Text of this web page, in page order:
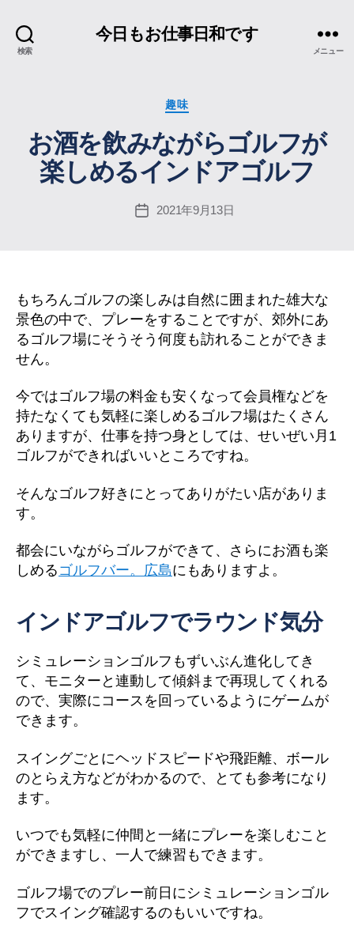
検索
今日もお仕事日和です
メニュー
カ
ゴ
リ
ー
趣味
お酒を飲みながらゴルフが
楽しめるインドアゴルフ
投
2021年9月13日
もちろんゴルフの楽しみは自然に囲まれた雄大な
景色の中で、プレーをすることですが、郊外にあ
るゴルフ場にそうそう何度も訪れることができま
せん。
今ではゴルフ場の料金も安くなって会員権などを
持たなくても気軽に楽しめるゴルフ場はたくさん
ありますが、仕事を持つ身としては、せいぜい月1
ゴルフができればいいところですね。
そんなゴルフ好きにとってありがたい店がありま
す。
都会にいながらゴルフができて、さらにお酒も楽
しめる ゴルフバー。広島にもありますよ。
インドアゴルフでラウンド気分
シミュレーションゴルフもずいぶん進化してき
て、モニターと連動して傾斜まで再現してくれる
ので、実際にコースを回っているようにゲームが
できます。
スイングごとにヘッドスピードや飛距離、ボール
のとらえ方などがわかるので、とても参考になり
ます。
いつでも気軽に仲間と一緒にプレーを楽しむこと
ができますし、一人で練習もできます。
ゴルフ場でのプレー前日にシミュレーションゴル
フでスイング確認するのもいいですね。